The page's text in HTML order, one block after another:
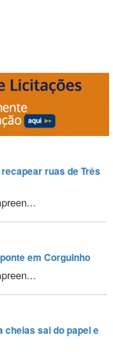
ruas de Três
em Corguinho
cheias sai do papel e